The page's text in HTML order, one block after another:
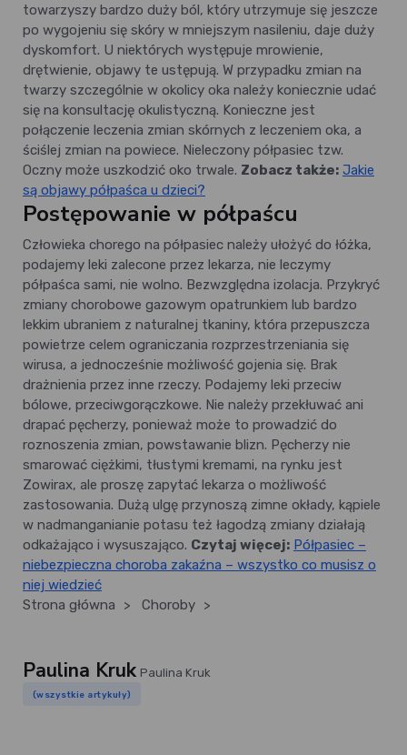
towarzyszy bardzo duży ból, który utrzymuje się jeszcze
po wygojeniu się skóry w mniejszym nasileniu, daje duży
dyskomfort. U niektórych występuje mrowienie,
drętwienie, objawy te ustępują. W przypadku zmian na
twarzy szczególnie w okolicy oka należy koniecznie udać
się na konsultację okulistyczną. Konieczne jest
połączenie leczenia zmian skórnych z leczeniem oka, a
ściślej zmian na powiece. Nieleczony półpasiec tzw.
Oczny może uszkodzić oko trwale. Zobacz także: Jakie
są objawy półpaśca u dzieci?
Postępowanie w półpaścu
Człowieka chorego na półpasiec należy ułożyć do łóżka,
podajemy leki zalecone przez lekarza, nie leczymy
półpaśca sami, nie wolno. Bezwzględna izolacja. Przykryć
zmiany chorobowe gazowym opatrunkiem lub bardzo
lekkim ubraniem z naturalnej tkaniny, która przepuszcza
powietrze celem ograniczania rozprzestrzeniania się
wirusa, a jednocześnie możliwość gojenia się. Brak
drażnienia przez inne rzeczy. Podajemy leki przeciw
bólowe, przeciwgorączkowe. Nie należy przekłuwać ani
drapać pęcherzy, ponieważ może to prowadzić do
roznoszenia zmian, powstawanie blizn. Pęcherzy nie
smarować ciężkimi, tłustymi kremami, na rynku jest
Zowirax, ale proszę zapytać lekarza o możliwość
zastosowania. Dużą ulgę przynoszą zimne okłady, kąpiele
w nadmanganianie potasu też łagodzą zmiany działają
odkażająco i wysuszająco. Czytaj więcej: Półpasiec –
niebezpieczna choroba zakaźna – wszystko co musisz o
niej wiedzieć
Strona główna
> Choroby >
Paulina Kruk Paulina Kruk
(wszystkie artykuły)